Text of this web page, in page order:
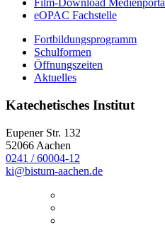
Film-Download Medienportal
eOPAC Fachstelle
Fortbildungsprogramm
Schulformen
Öffnungszeiten
Aktuelles
Katechetisches Institut
Eupener Str. 132
52066 Aachen
0241 / 60004-12
ki@bistum-aachen.de